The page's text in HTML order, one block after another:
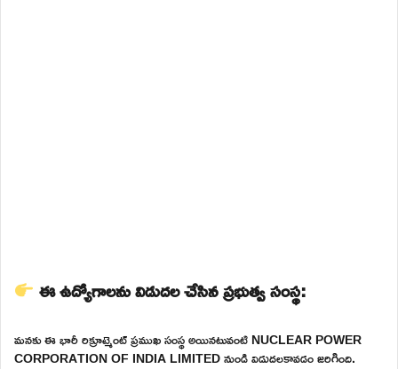
ఈ ఉద్యోగాలను విడుదల చేసిన ప్రభుత్వ సంస్థ:
మనకు ఈ భారీ రిక్రూట్మెంట్ ప్రముఖ సంస్థ అయినటువంటి NUCLEAR POWER
CORPORATION OF INDIA LIMITED నుండి విడుదలకావడం జరిగింది.